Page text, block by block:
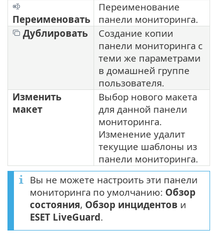
Переименовать
Переименование
панели мониторинга.
Дублировать
Создание копии
панели мониторинга с
теми же параметрами
в домашней группе
пользователя.
Изменить
макет
Выбор нового макета
для данной панели
мониторинга.
Изменение удалит
текущие шаблоны из
панели мониторинга.
Вы не можете настроить эти панели
мониторинга по умолчанию: Обзор
состояния, Обзор инцидентов и
ESET LiveGuard.